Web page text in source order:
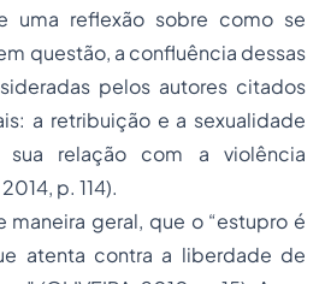
uma reflexão sobre como se
questão, a confluência dessas
pelos autores citados
a retribuição e a sexualidade
relação com a violência
p. 114).
geral, que o “estupro é
atenta contra a liberdade de